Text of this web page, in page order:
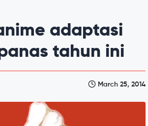
adaptasi
tahun ini
March 25, 2014